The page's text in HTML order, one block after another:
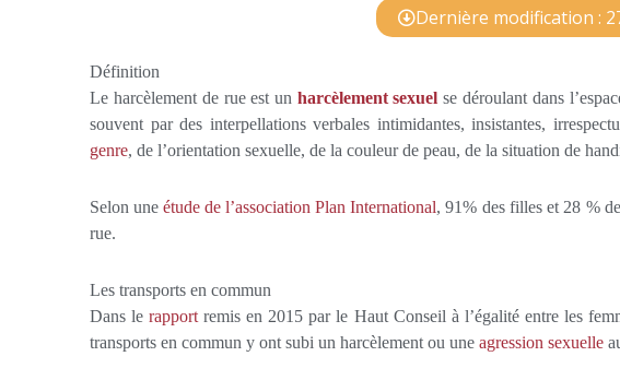
Dernière modification :
Définition
Le harcèlement de rue est un harcèlement sexuel se déroulant dans
souvent par des interpellations verbales intimidantes, insistantes,
genre, de l’orientation sexuelle, de la couleur de peau, de la situation de
Selon une étude de l’association Plan International, 91% des filles et 28 %
rue.
Les transports en commun
Dans le rapport remis en 2015 par le Haut Conseil à l’égalité entre les
transports en commun y ont subi un harcèlement ou une agression sexuelle